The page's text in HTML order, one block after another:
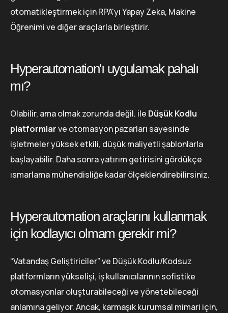
otomatikleştirmek için RPA'yı Yapay Zeka, Makine
Öğrenimi ve diğer araçlarla birleştirir.
Hyperautomation'ı uygulamak pahalı
mı?
Olabilir, ama olmak zorunda değil. ile Düşük Kodlu
platformlarve otomasyon pazarları sayesinde
işletmeler yüksek etkili, düşük maliyetli şablonlarla
başlayabilir. Daha sonra yatırım getirisini gördükçe
ısmarlama mühendisliğe kadar ölçeklendirebilirsiniz.
Hyperautomation araçlarını kullanmak
için kodlayıcı olmam gerekir mi?
“Vatandaş Geliştiriciler” ve Düşük Kodlu/Kodsuz
platformların yükselişi, iş kullanıcılarının sofistike
otomasyonlar oluşturabileceği ve yönetebileceği
anlamına geliyor. Ancak, karmaşık kurumsal mimari için,